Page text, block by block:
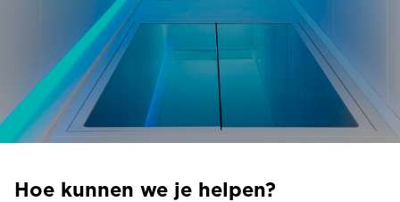
PROFESSIONELE
Bestel een Digital HomeKit
Vraag om een prijsraming
Aanmelden voor nieuwsbrief
Hoe kunnen we je helpen?